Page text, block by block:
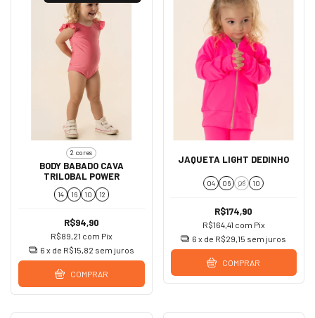
2 cores
BODY BABADO CAVA
TRILOBAL POWER
14 16 10 12
R$94,90
R$89,21 com Pix
6 x de R$15,82 sem juros
COMPRAR
JAQUETA LIGHT DEDINHO
04 06 08 10
R$174,90
R$164,41 com Pix
6 x de R$29,15 sem juros
COMPRAR